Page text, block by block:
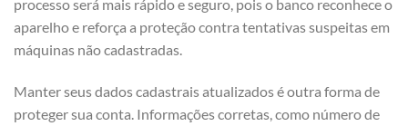
processo será mais rápido e seguro, pois o banco reconhece o
aparelho e reforça a proteção contra tentativas suspeitas em
máquinas não cadastradas.
Manter seus dados cadastrais atualizados é outra forma de
proteger sua conta. Informações corretas, como número de